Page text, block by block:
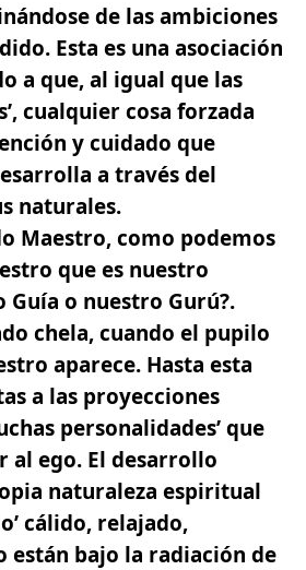
de las ambiciones
Esta es una asociación
a que, al igual que las
cualquier cosa forzada
y cuidado que
a través del
naturales.
Maestro, como podemos
que es nuestro
o nuestro Gurú?.
chela,cuando el pupilo
aparece. Hasta esta
a las proyecciones
personalidades’ que
al ego. El desarrollo
naturaleza espiritual
cálido, relajado,
están bajo la radiación de